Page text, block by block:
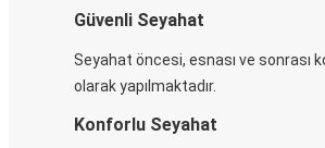
Güvenli Seyahat
Seyahat öncesi, esnası ve sonrası
olarak yapılmaktadır.
Konforlu Seyahat